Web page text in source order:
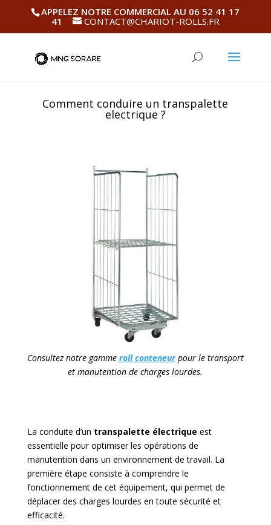
APPELEZ NOTRE COMMERCIAL AU 06 52 41 17
41
CONTACT@CHARIOT-ROLLS.FR
Comment conduire un transpalette
electrique ?
Consultez notre gamme roll conteneurpour le transport
et manutention de charges lourdes.
La conduite d’un transpalette électrique est
essentielle pour optimiser les opérations de
manutention dans un environnement de travail. La
première étape consiste à comprendre le
fonctionnement de cet équipement, qui permet de
déplacer des charges lourdes en toute sécurité et
efficacité.